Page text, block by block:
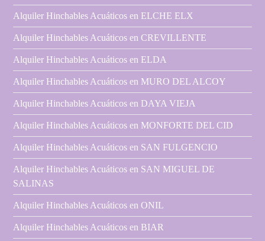
Alquiler Hinchables Acuáticos en ELCHE ELX
Alquiler Hinchables Acuáticos en CREVILLENTE
Alquiler Hinchables Acuáticos en ELDA
Alquiler Hinchables Acuáticos en MURO DEL ALCOY
Alquiler Hinchables Acuáticos en DAYA VIEJA
Alquiler Hinchables Acuáticos en MONFORTE DEL CID
Alquiler Hinchables Acuáticos en SAN FULGENCIO
Alquiler Hinchables Acuáticos en SAN MIGUEL DE
SALINAS
Alquiler Hinchables Acuáticos en ONIL
Alquiler Hinchables Acuáticos en BIAR